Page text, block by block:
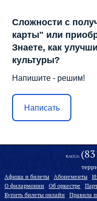
Сложности с
карты" или
Знаете, как
культуры?
Напишите - решим!
Написать
КАССА:
Афиша и билеты Абонементы
О филармонии
Oб оркестре
Купить билеты онлайн
Правила